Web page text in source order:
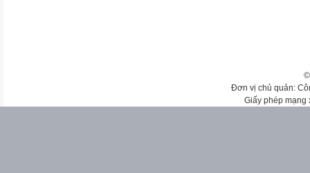
Đơn vị chủ quản:
Giấy phép mạng